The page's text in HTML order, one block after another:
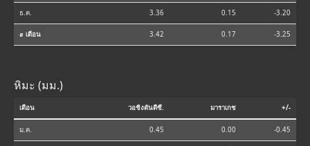
ธ.ค. 3.36 0.15 -3.20
⌀ เดือน 3.42 0.17 -3.25
หิมะ (มม.)
เดือน วอชิงตันดีซี. มาราเกช +/-
ม.ค. 0.45 0.00 -0.45